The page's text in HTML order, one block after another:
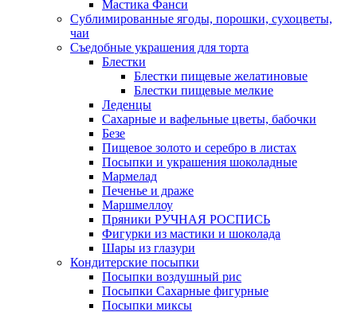
Мастика Фанси
Сублимированные ягоды, порошки, сухоцветы,
чаи
Съедобные украшения для торта
Блестки
Блестки пищевые желатиновые
Блестки пищевые мелкие
Леденцы
Сахарные и вафельные цветы, бабочки
Безе
Пищевое золото и серебро в листах
Посыпки и украшения шоколадные
Мармелад
Печенье и драже
Маршмеллоу
Пряники РУЧНАЯ РОСПИСЬ
Фигурки из мастики и шоколада
Шары из глазури
Кондитерские посыпки
Посыпки воздушный рис
Посыпки Сахарные фигурные
Посыпки миксы